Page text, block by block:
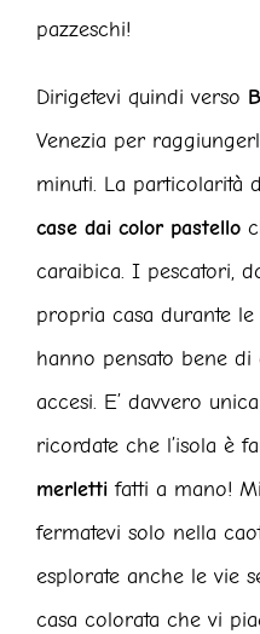
pazzeschi!
Dirigetevi quindi verso
Venezia per
minuti. La particolarità
case dai color pastello
caraibica. I pescatori,
propria casa durante
hanno pensato bene
accesi. E’ davvero
ricordate che l’isola è
merletti fatti a mano!
fermatevi solo nella
esplorate anche le vie
casa colorata che vi